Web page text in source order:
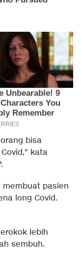
bisa
kata
pasien
long Covid.
lebih
sembuh.